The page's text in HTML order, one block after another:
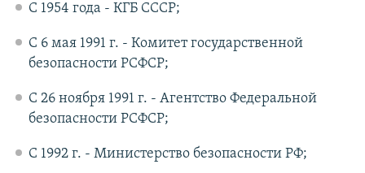
С 1954 года - КГБ СССР;
С 6 мая 1991 г. - Комитет государственной
безопасности РСФСР;
С 26 ноября 1991 г. - Агентство Федеральной
безопасности РСФСР;
С 1992 г. - Министерство безопасности РФ;